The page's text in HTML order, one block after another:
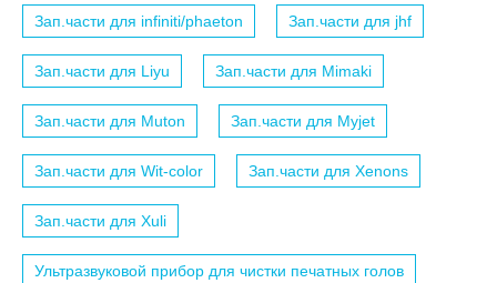
Зап.части для infiniti/phaeton Зап.части для jhf
Зап.части для Liyu Зап.части для Mimaki
Зап.части для Muton Зап.части для Myjet
Зап.части для Wit-color Зап.части для Xenons
Зап.части для Xuli
Ультразвуковой прибор для чистки печатных голов